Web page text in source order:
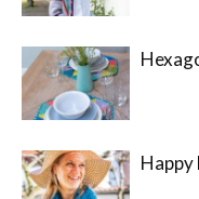
Happy